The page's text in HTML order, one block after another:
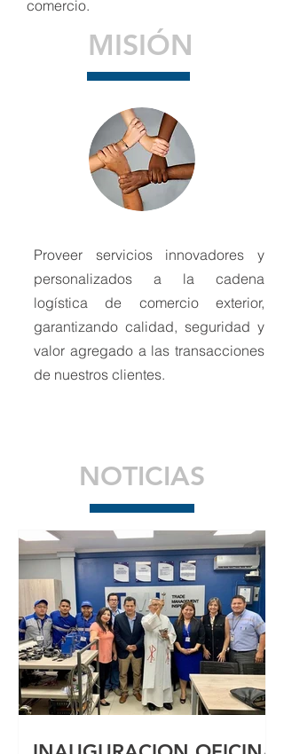
comercio.
MISIÓN
Proveer servicios innovadores y
personalizados a la cadena
logística de comercio exterior,
garantizando calidad, seguridad y
valor agregado a las transacciones
de nuestros clientes.
NOTICIAS